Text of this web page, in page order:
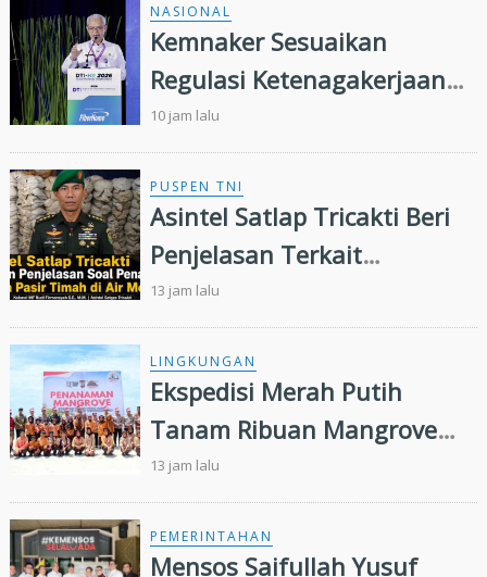
NASIONAL
Kemnaker Sesuaikan
Regulasi Ketenagakerjaan
Hadapi Dinamika Dunia
Kerja
10 jam lalu
PUSPEN TNI
Asintel Satlap Tricakti Beri
Penjelasan Terkait
Penanganan 53 Ton Pasir
Timah di Air Merbau
13 jam lalu
LINGKUNGAN
Ekspedisi Merah Putih
Tanam Ribuan Mangrove
dan Serahkan Bantuan
Nelayan di Pulau Rupat
13 jam lalu
PEMERINTAHAN
Mensos Saifullah Yusuf